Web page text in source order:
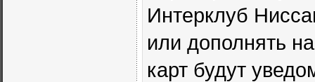
Интерклуб
или дополнять
карт будут